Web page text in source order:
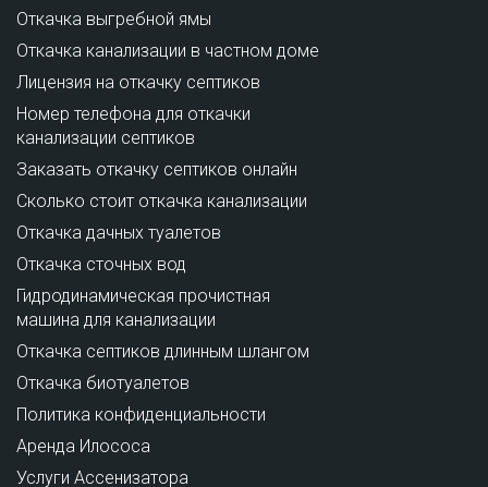
Откачка выгребной ямы
Откачка канализации в частном доме
Лицензия на откачку септиков
Номер телефона для откачки
канализации септиков
Заказать откачку септиков онлайн
Сколько стоит откачка канализации
Откачка дачных туалетов
Откачка сточных вод
Гидродинамическая прочистная
машина для канализации
Откачка септиков длинным шлангом
Откачка биотуалетов
Политика конфиденциальности
Аренда Илососа
Услуги Ассенизатора